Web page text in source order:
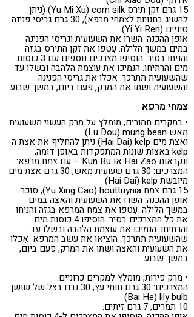
15 גרם זקן תירס Yu Mi Xu) corn silk) (ניתן
להשיג בחנויות לצמחי מרפא), 30 גרם גריסי פנינה
סיניים (Yi Yi Ren).
אופן ההכנה: השרו את השעועית וגריסי הפנינה
במים במשך הלילה. עִטפו את זקן התירס בגזה
והניחו בסיר. הוסיפו מצרכים נוספים עם 3 כוסות
מים והרתיחו. הנמיכו את עוצמת הלהבה ובשלו עד
שהשעועית תתרכך. אִכלו את גריסי הפנינה
והשעועית ושתו את המרק, פעם ביום, במשך שבוע.
צמחי מרפא
• במקרים חמורים, מומלץ על מרק העשוי משעועית
מַאש Lu Dou) mung bean)
ואצת מים Hai Dai) kelp) ניתן להחליף את אצת ה-
kelp באצות שונות המתפקדות באופן דומה,
ונקראות Hai Zao או Kun Bu – עם צמח מרפא:
המצרכים: 30 גרם שעועית מַאש, 30 גרם אצת מים
מיובשת Hai Dai) kelp)
15 גרם צמח Yu Xing Cao) houttuynia), סוכר.
אופן ההכנה: השרו את השעועית והאצה במים
במשך הלילה. עִטפו את צמח המרפא בגזה והניחו
את כל המצרכים בסיר. הוסיפו 4 כוסות מים
והרתיחו. הנמיכו את עוצמת הלהבה ובשלו עד
שהשעועית תתרכך. הוציאו את עשב המרפא. אִכלו
את השעועית והאצה ושתו את המרק, פעם ביום,
במשך שבוע.
• מרק פירות, מומלץ למקרים כרוניים:
המצרכים: 30 גרם תותי עץ, 30 גרם בצל של שושן
Bai He) lily bulb)
10 תמרים, 7 גרם זיתים.